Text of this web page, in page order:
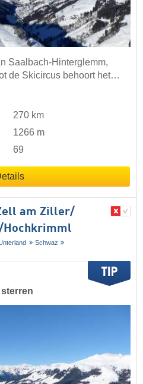
Saalbach-Hinterglemm,
de Skicircus behoort het…
270 km
1266 m
69
am Ziller/​
​Hochkrimml
Schwaz